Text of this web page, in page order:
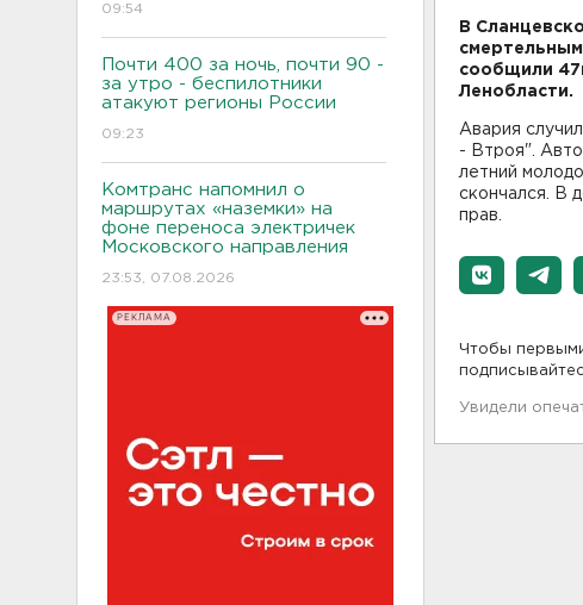
09:54
Почти 400 за ночь, почти 90 -
за утро - беспилотники
атакуют регионы России
09:23
Комтранс напомнил о
маршрутах «наземки» на
фоне переноса электричек
Московского направления
23:53, 07.08.2026
РЕКЛАМА
В
сообщили
Ленобласти.
Авария
- Втроя".
летний
скончался. В
прав.
Чтобы
Увидели